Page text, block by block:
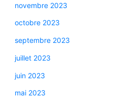
novembre 2023
octobre 2023
septembre 2023
juillet 2023
juin 2023
mai 2023